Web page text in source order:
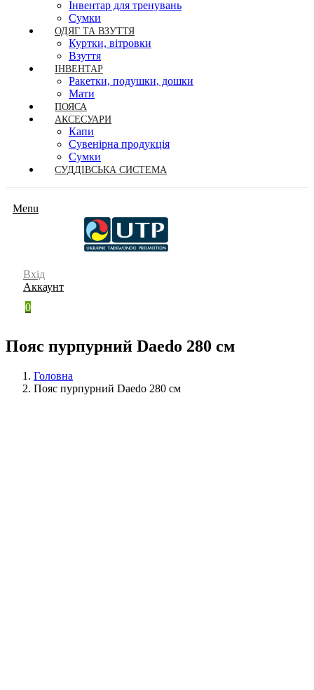
Інвентар для тренувань
Сумки
ОДЯГ ТА ВЗУТТЯ
Куртки, вітровки
Взуття
ІНВЕНТАР
Ракетки, подушки, дошки
Мати
ПОЯСА
АКСЕСУАРИ
Капи
Сувенірна продукція
Сумки
СУДДІВСЬКА СИСТЕМА
Menu
Вхід
Аккаунт
0
Пояс пурпурний Daedo 280 см
Головна
Пояс пурпурний Daedo 280 см